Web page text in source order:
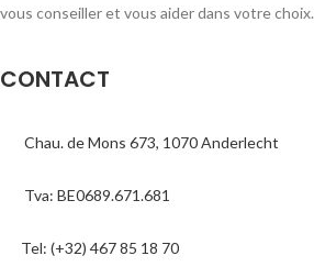
vous conseiller et vous aider dans votre choix.
CONTACT
Chau. de Mons 673, 1070 Anderlecht
Tva: BE0689.671.681
Tel: (+32) 467 85 18 70